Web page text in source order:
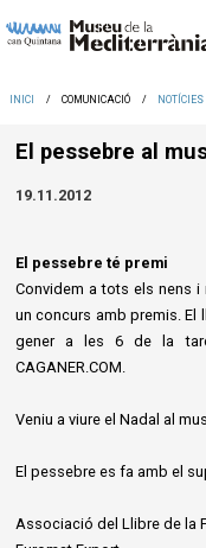
INICI COMUNICACIÓ NOTÍCIES
El pessebre al
19.11.2012
El pessebre té premi
Convidem a tots els nens
un concurs amb premis. El
gener a les 6 de la
CAGANER.COM.
Veniu a viure el Nadal al
El pessebre es fa amb el
Associació del Llibre de la